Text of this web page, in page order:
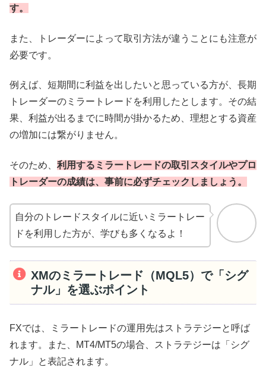
す。
また、トレーダーによって取引方法が違うことにも注意が
必要です。
例えば、短期間に利益を出したいと思っている方が、長期
トレーダーのミラートレードを利用したとします。その結
果、利益が出るまでに時間が掛かるため、理想とする資産
の増加には繋がりません。
そのため、 利用するミラートレードの取引スタイルやプロ
トレーダーの成績は、事前に必ずチェックしましょう。
自分のトレードスタイルに近いミラートレー
ドを利用した方が、学びも多くなるよ！
XMのミラートレード（MQL5）で「シグ
ナル」を選ぶポイント
FXでは、ミラートレードの運用先はストラテジーと呼ば
れます。また、MT4/MT5の場合、ストラテジーは「シグ
ナル」と表記されます。